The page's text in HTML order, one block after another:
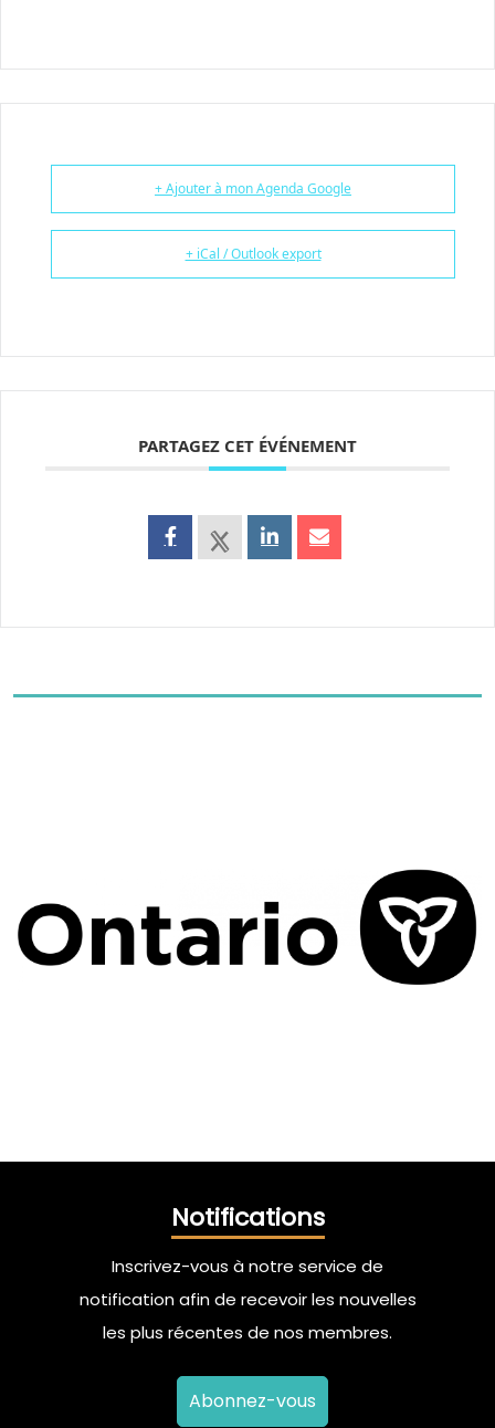
+ Ajouter à mon Agenda Google
+ iCal / Outlook export
PARTAGEZ CET ÉVÉNEMENT
Notifications
Inscrivez-vous à notre service de
notification afin de recevoir les nouvelles
les plus récentes de nos membres.
Abonnez-vous